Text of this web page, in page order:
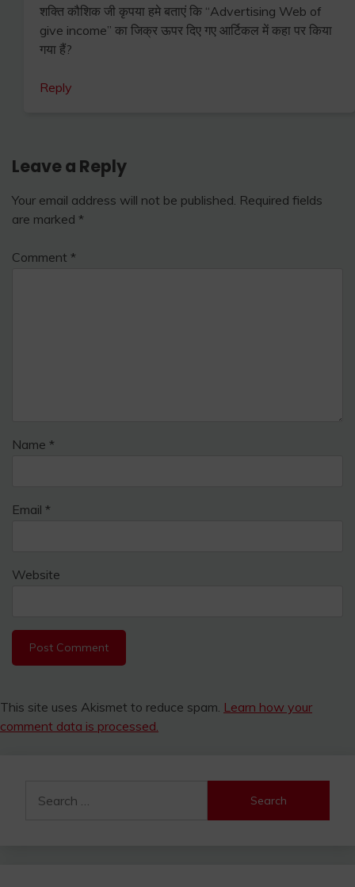
शक्ति कौशिक जी कृपया हमे बताएं कि “Advertising Web of
give income” का जिक्र ऊपर दिए गए आर्टिकल में कहा पर किया
गया हैं?
Reply
Leave a Reply
Your email address will not be published. Required fields
are marked *
Comment *
Name *
Email *
Website
This site uses Akismet to reduce spam. Learn how your
comment data is processed.
for: